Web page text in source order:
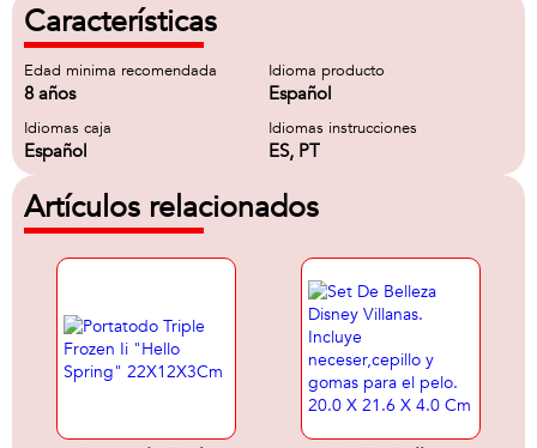
Características
Edad minima recomendada
8 años
Idioma producto
Español
Idiomas caja
Español
Idiomas instrucciones
ES, PT
Artículos relacionados